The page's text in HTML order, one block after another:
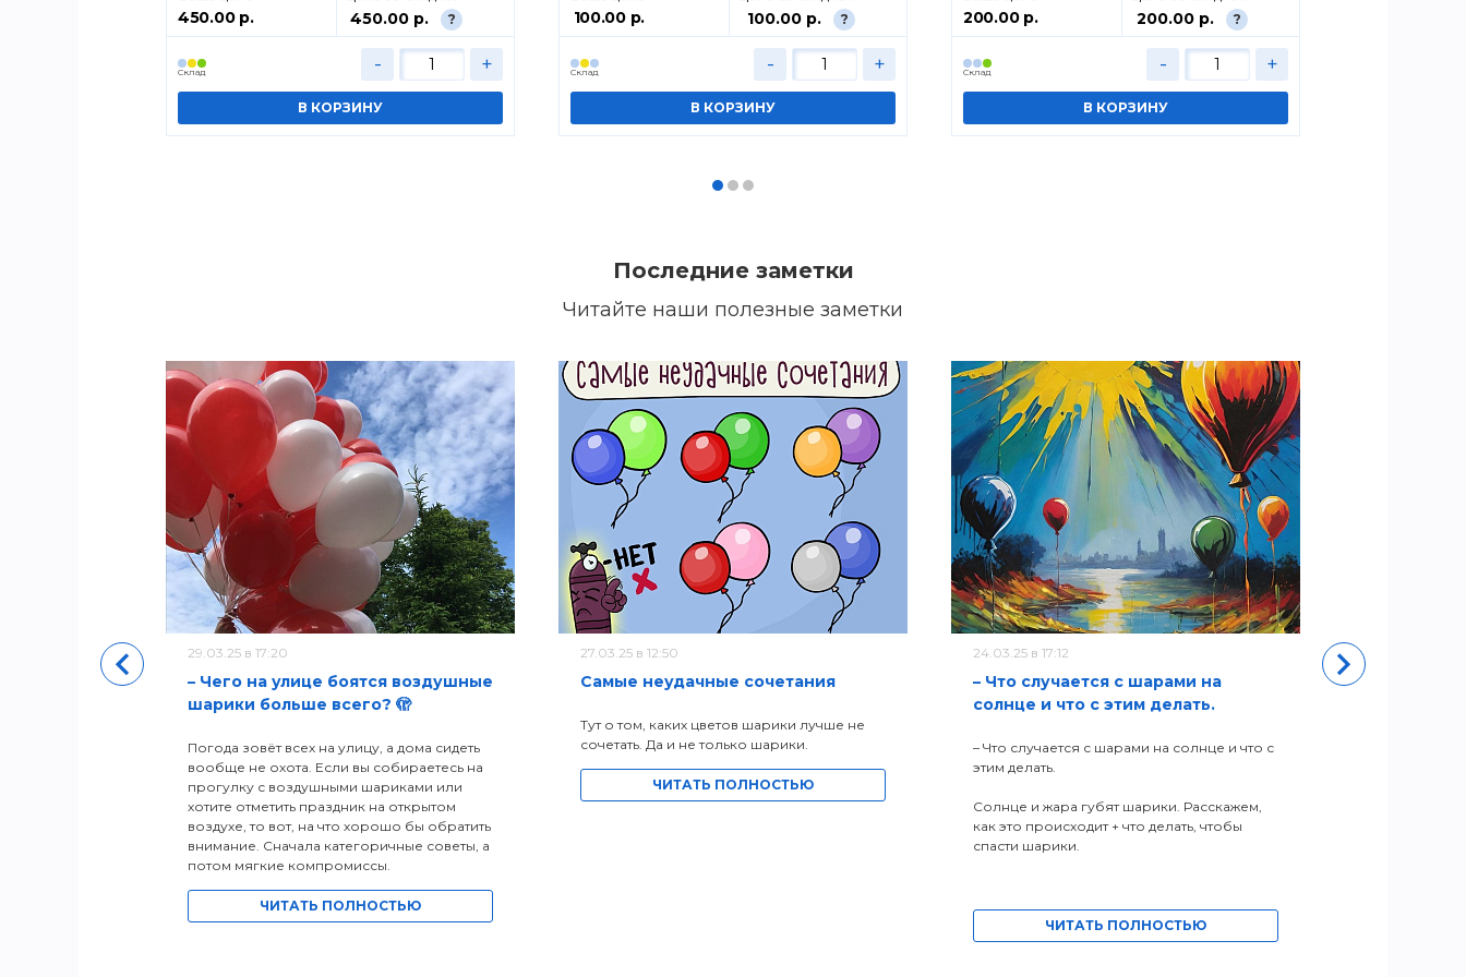
450.00 р. 450.00 р. ?
Cклад - +
100.00 р. 100.00 р. ?
Cклад - +
200.00 р. 200.00 р. ?
Cклад - +
Последние заметки
Читайте наши полезные заметки
29.03.25 в 17:20
– Чего на улице боятся воздушные
шарики больше всего? 🫣
Погода зовёт всех на улицу, а дома сидеть
вообще не охота. Если вы собираетесь на
прогулку с воздушными шариками или
хотите отметить праздник на открытом
воздухе, то вот, на что хорошо бы обратить
внимание. Сначала категоричные советы, а
потом мягкие компромиссы.
ЧИТАТЬ ПОЛНОСТЬЮ
27.03.25 в 12:50
Самые неудачные сочетания
Тут о том, каких цветов шарики лучше не
сочетать. Да и не только шарики.
ЧИТАТЬ ПОЛНОСТЬЮ
24.03.25 в 17:12
– Что случается с шарами на
солнце и что с этим делать.
– Что случается с шарами на солнце и что с
этим делать.
Солнце и жара губят шарики. Расскажем,
как это происходит + что делать, чтобы
спасти шарики.
ЧИТАТЬ ПОЛНОСТЬЮ